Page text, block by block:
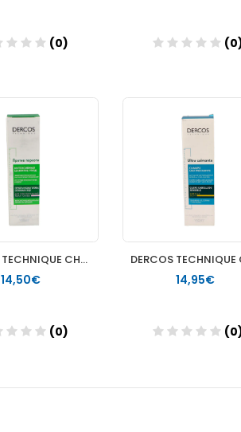
(0)
DERCOS TECHNIQUE CHAMPU ANTICASPA SENSIBLE 1 ENVASE 200 ML
14,50€
(0)
14,95€